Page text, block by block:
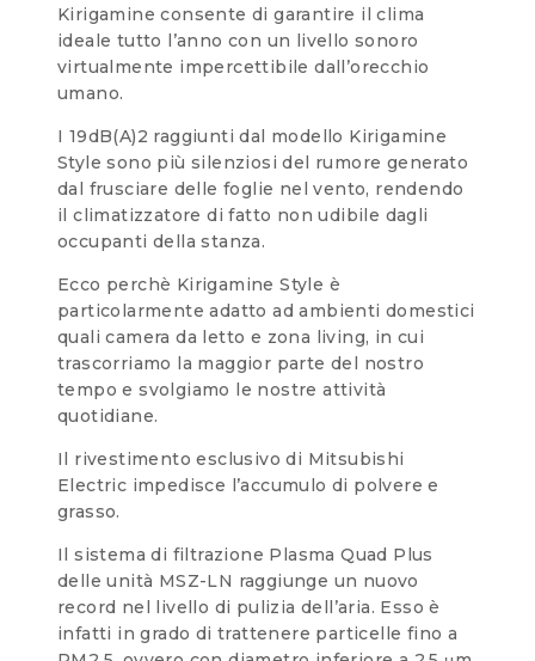
Kirigamine consente di garantire il clima
ideale tutto l’anno con un livello sonoro
virtualmente impercettibile dall’orecchio
umano.
I 19dB(A)2 raggiunti dal modello Kirigamine
Style sono più silenziosi del rumore generato
dal frusciare delle foglie nel vento, rendendo
il climatizzatore di fatto non udibile dagli
occupanti della stanza.
Ecco perchè Kirigamine Style è
particolarmente adatto ad ambienti domestici
quali camera da letto e zona living, in cui
trascorriamo la maggior parte del nostro
tempo e svolgiamo le nostre attività
quotidiane.
Il rivestimento esclusivo di Mitsubishi
Electric impedisce l’accumulo di polvere e
grasso.
Il sistema di filtrazione Plasma Quad Plus
delle unità MSZ-LN raggiunge un nuovo
record nel livello di pulizia dell’aria. Esso è
infatti in grado di trattenere particelle fino a